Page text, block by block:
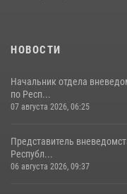
НОВОСТИ
Начальник отдела
по Респ...
07 августа 2026, 06:25
Представитель
Республ...
06 августа 2026, 09:37